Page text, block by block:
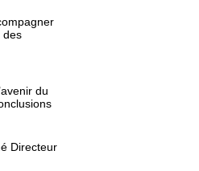
des
du
Directeur